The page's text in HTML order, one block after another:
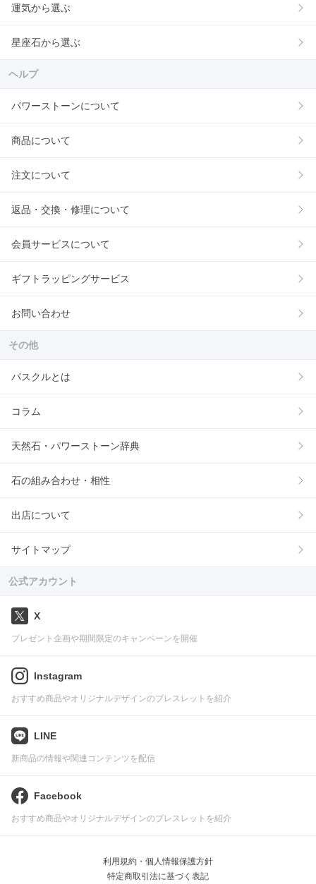
運気から選ぶ
星座石から選ぶ
ヘルプ
パワーストーンについて
商品について
注文について
返品・交換・修理について
会員サービスについて
ギフトラッピングサービス
お問い合わせ
その他
パスクルとは
コラム
天然石・パワーストーン辞典
石の組み合わせ・相性
出店について
サイトマップ
公式アカウント
X
プレゼント企画や期間限定のキャンペーンを開催
Instagram
おすすめ商品やオリジナルデザインのブレスレットを紹介
LINE
新商品の情報や関連コンテンツを配信
Facebook
おすすめ商品やオリジナルデザインのブレスレットを紹介
利用規約・個人情報保護方針
特定商取引法に基づく表記